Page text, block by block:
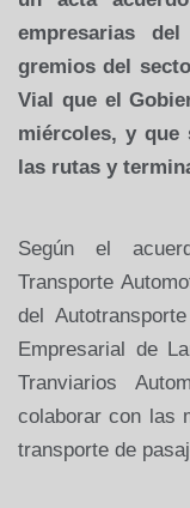
empresarias
gremios del
Vial que el
miércoles, y que
las rutas y
Según el
Transporte
del
Empresarial de
Tranviarios
colaborar con las
transporte de